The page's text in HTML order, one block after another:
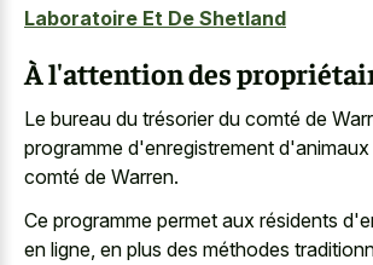
Laboratoire Et De Shetland
À l'attention des
Le bureau du trésorier du comté de
programme d'enregistrement
comté de Warren.
Ce programme permet aux résidents
en ligne, en plus des méthodes